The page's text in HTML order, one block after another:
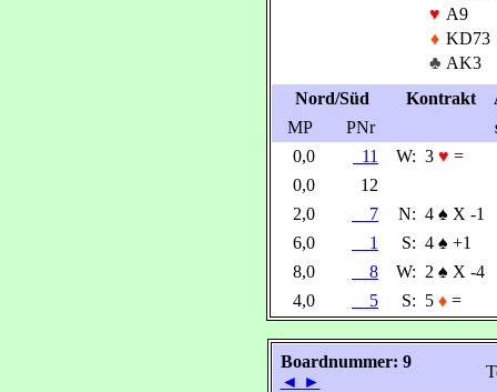
♥ A9
♦ KD73
♣ AK3
Nord/Süd
Kontrakt
MP
PNr
0,0
11 W: 3 ♥ =
0,0
12
2,0
7 N: 4 ♠ X -1
6,0
1 S: 4 ♠ +1
8,0
8 W: 2 ♠ X -4
4,0
5 S: 5 ♦ =
Boardnummer: 9
◄ ►